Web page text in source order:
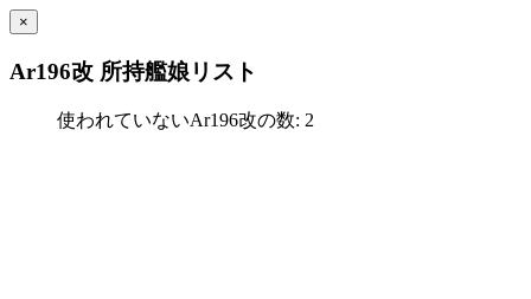
×
Ar196改 所持艦娘リスト
使われていないAr196改の数: 2